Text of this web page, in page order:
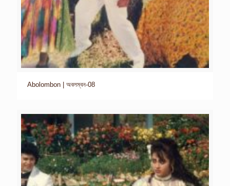
Abolombon | অবলম্বন-08